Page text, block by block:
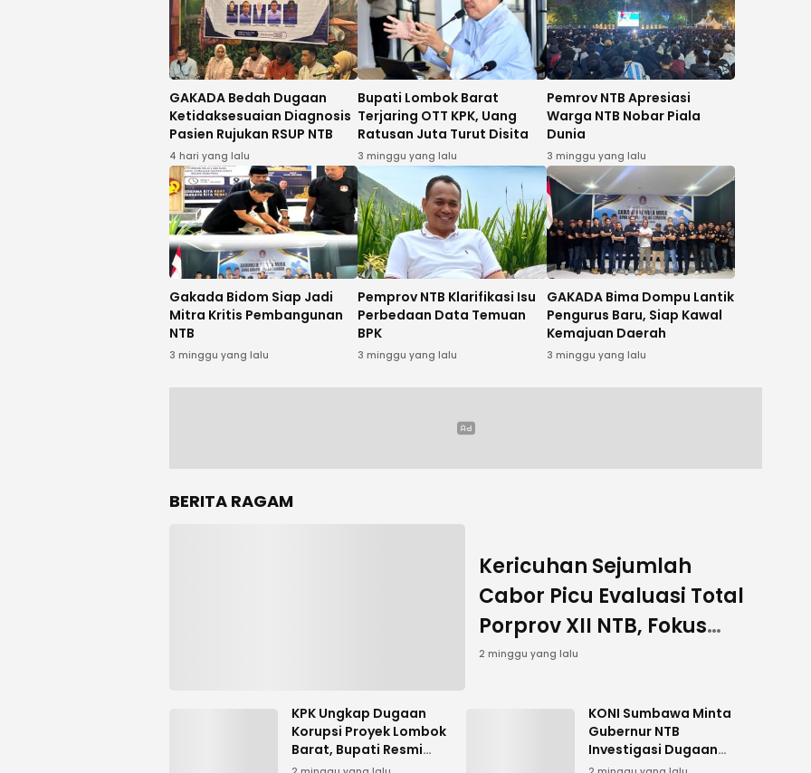
GAKADA Bedah Dugaan
Ketidaksesuaian Diagnosis
Pasien Rujukan RSUP NTB
4 hari yang lalu
Bupati Lombok Barat
Terjaring OTT KPK, Uang
Ratusan Juta Turut Disita
3 minggu yang lalu
Pemrov NTB Apresiasi
Warga NTB Nobar Piala
Dunia
3 minggu yang lalu
Gakada Bidom Siap Jadi
Mitra Kritis Pembangunan
NTB
3 minggu yang lalu
Pemprov NTB Klarifikasi Isu
Perbedaan Data Temuan
BPK
3 minggu yang lalu
GAKADA Bima Dompu Lantik
Pengurus Baru, Siap Kawal
Kemajuan Daerah
3 minggu yang lalu
BERITA RAGAM
Kericuhan Sejumlah
Cabor Picu Evaluasi Total
Porprov XII NTB, Fokus
Sukseskan PON 2028
2 minggu yang lalu
KPK Ungkap Dugaan
Korupsi Proyek Lombok
Barat, Bupati Resmi
Tersangka
KONI Sumbawa Minta
Gubernur NTB
Investigasi Dugaan
Ketidakadilan